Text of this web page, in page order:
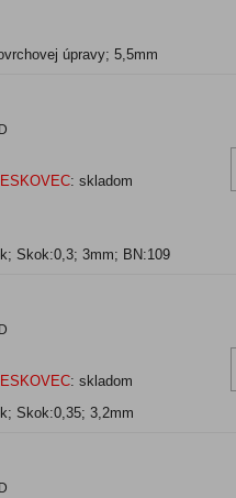
úpravy; 5,5mm
: skladom
Skok:0,3; 3mm; BN:109
: skladom
Skok:0,35; 3,2mm